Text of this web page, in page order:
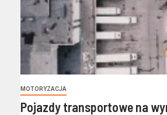
MOTORYZACJA
Pojazdy transportowe na